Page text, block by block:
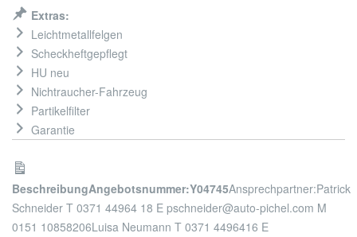
Extras:
Leichtmetallfelgen
Scheckheftgepflegt
HU neu
Nichtraucher-Fahrzeug
Partikelfilter
Garantie
BeschreibungAngebotsnummer:Y04745Ansprechpartner:Patrick
Schneider T 0371 44964 18 E pschneider@auto-pichel.com M
0151 10858206Luisa Neumann T 0371 4496416 E